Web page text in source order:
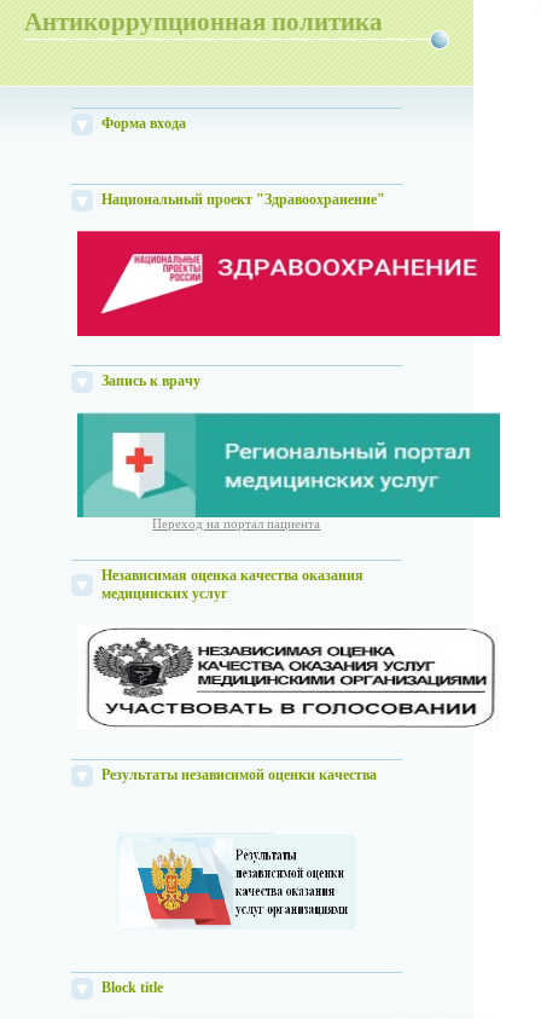
Антикоррупционная политика
Форма входа
Национальный проект "Здравоохранение"
Запись к врачу
Переход на портал пациента
Независимая оценка качества оказания
медицинских услуг
Результаты независимой оценки качества
Block title